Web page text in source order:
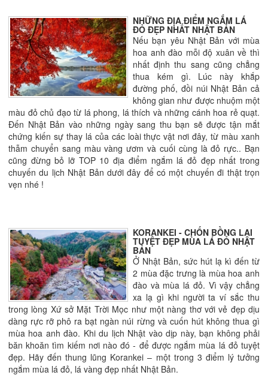
NHỮNG ĐỊA ĐIỂM NGẮM LÁ
ĐỎ ĐẸP NHẤT NHẬT BẢN
Nếu bạn yêu Nhật Bản với mùa
hoa anh đào mỗi độ xuân về thì
nhất định thu sang cũng chẳng
thua kém gì. Lúc này khắp
đường phố, đồi núi Nhật Bản cả
không gian như được nhuộm một
màu đỏ chủ đạo từ lá phong, lá thích và những cánh hoa rẻ quạt.
Đến Nhật Bản vào những ngày sang thu bạn sẽ được tận mắt
chứng kiến sự thay lá của các loài thực vật nơi đây, từ màu xanh
thẫm chuyển sang màu vàng ươm và cuối cùng là đỏ rực.. Bạn
cũng đừng bỏ lỡ TOP 10 địa điểm ngắm lá đỏ đẹp nhất trong
chuyến du lịch Nhật Bản dưới đây để có một chuyến đi thật trọn
vẹn nhé !
KORANKEI - CHỐN BỒNG LAI
TUYỆT ĐẸP MÙA LÁ ĐỎ NHẬT
BẢN
Ở Nhật Bản, sức hút lạ kì đến từ
2 mùa đặc trưng là mùa hoa anh
đào và mùa lá đỏ. Vì vậy chẳng
xa lạ gì khi người ta ví sắc thu
trong lòng Xứ sở Mặt Trời Mọc như một nàng thơ với vẻ đẹp dịu
dàng rực rỡ phô ra bạt ngàn núi rừng và cuốn hút không thua gì
mùa hoa anh đào. Khi du lịch Nhật vào dịp này, bạn không phải
băn khoăn tìm kiếm nơi nào đó - để được ngắm mùa lá đỏ tuyệt
đẹp. Hãy đến thung lũng Korankei – một trong 3 điểm lý tưởng
ngắm mùa lá đỏ, lá vàng đẹp nhất Nhật Bản.